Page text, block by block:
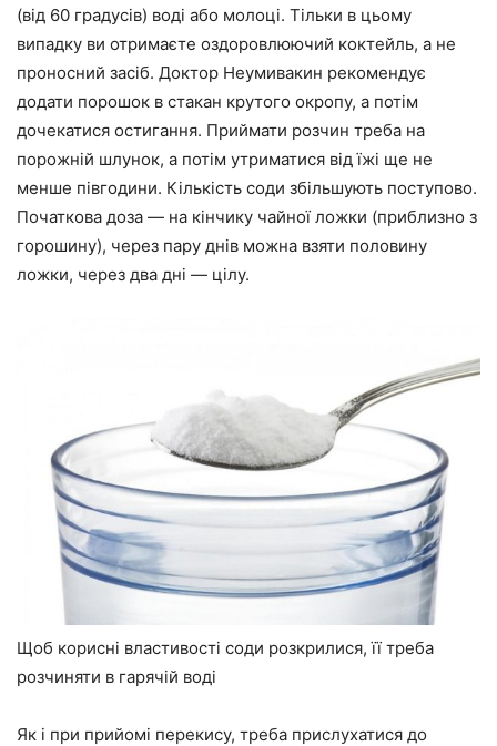
(від 60 градусів) воді або молоці. Тільки в цьому
випадку ви отримаєте оздоровлюючий коктейль, а не
проносний засіб. Доктор Неумивакин рекомендує
додати порошок в стакан крутого окропу, а потім
дочекатися остигання. Приймати розчин треба на
порожній шлунок, а потім утриматися від їжі ще не
менше півгодини. Кількість соди збільшують поступово.
Початкова доза — на кінчику чайної ложки (приблизно з
горошину), через пару днів можна взяти половину
ложки, через два дні — цілу.
Щоб корисні властивості соди розкрилися, її треба
розчиняти в гарячій воді
Як і при прийомі перекису, треба прислухатися до